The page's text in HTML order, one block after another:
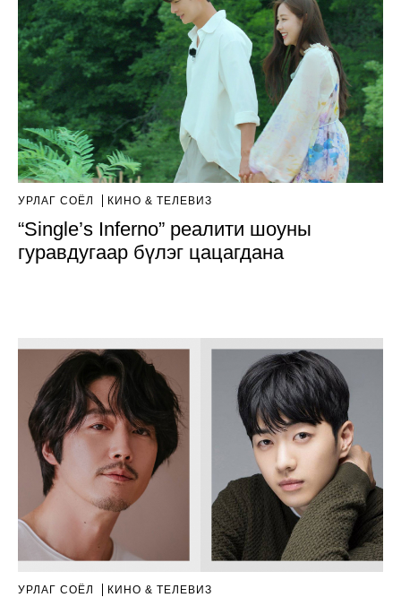
УРЛАГ СОЁЛ КИНО & ТЕЛЕВИЗ
“Single’s Inferno” реалити шоуны
гуравдугаар бүлэг цацагдана
УРЛАГ СОЁЛ КИНО & ТЕЛЕВИЗ